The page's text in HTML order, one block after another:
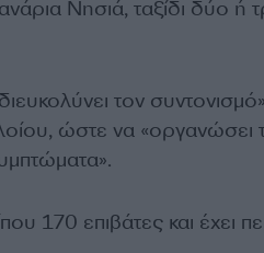
Νησιά, ταξίδι δύο ή
τον συντονισμό»
ώστε να «οργανώσει
170 επιβάτες και έχει